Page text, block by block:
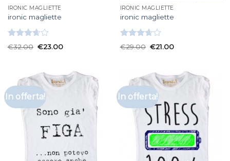
IRONIC MAGLIETTE
ironic magliette
Valutato
€32.00 €23.00
IRONIC MAGLIETTE
ironic magliette
Valutato
€29.00 €21.00
In offerta! In offerta!